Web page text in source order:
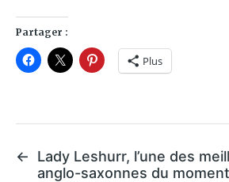
Partager :
Plus
←
Lady Leshurr, l’une des
anglo-saxonnes du moment